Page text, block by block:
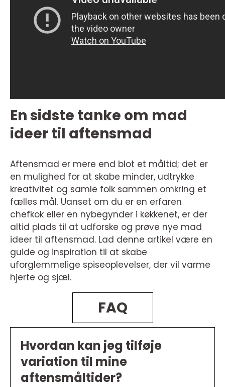
En sidste tanke om mad
ideer til aftensmad
Aftensmad er mere end blot et måltid; det er
en mulighed for at skabe minder, udtrykke
kreativitet og samle folk sammen omkring et
fælles mål. Uanset om du er en erfaren
chefkok eller en nybegynder i køkkenet, er der
altid plads til at udforske og prøve nye mad
ideer til aftensmad. Lad denne artikel være en
guide og inspiration til at skabe
uforglemmelige spiseoplevelser, der vil varme
hjerte og sjæl.
FAQ
Hvordan kan jeg tilføje
variation til mine
aftensmåltider?